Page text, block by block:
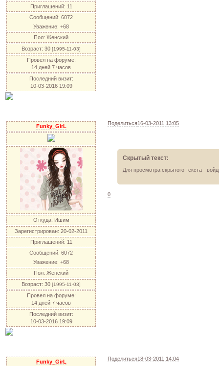
Приглашений: 11
Сообщений: 6072
Уважение: +68
Пол: Женский
Возраст: 30 [1995-11-03]
Провел на форуме:
14 дней 7 часов
Последний визит:
10-03-2016 19:09
Поделиться16-03-2011 13:05
Funky_GirL
Откуда: Ишим
Зарегистрирован: 20-02-2011
Приглашений: 11
Сообщений: 6072
Уважение: +68
Пол: Женский
Возраст: 30 [1995-11-03]
Провел на форуме:
14 дней 7 часов
Последний визит:
10-03-2016 19:09
Скрытый текст:
Для просмотра скрытого текста -
0
Поделиться18-03-2011 14:04
Funky_GirL